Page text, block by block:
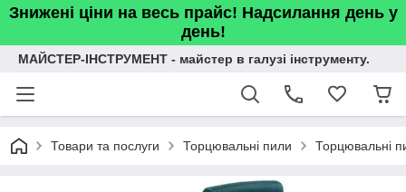
Знижені ціни на весь прайс! Надсилання день у
день!
МАЙСТЕР-ІНСТРУМЕНТ - майстер в галузі інструменту.
Товари та послуги Торцювальні пили Торцювальні